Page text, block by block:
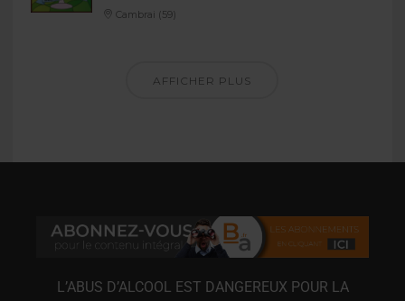
Cambrai (59)
AFFICHER PLUS
L’ABUS D’ALCOOL EST DANGEREUX POUR LA